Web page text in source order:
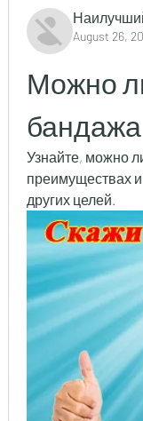
August 26,
Можно
бандажа
Узнайте, можно
преимуществах
других целей.